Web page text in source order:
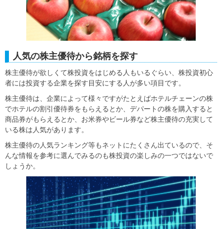
人気の株主優待から銘柄を探す
株主優待が欲しくて株投資をはじめる人もいるぐらい、株投資初心
者には投資する企業を探す目安にする人が多い項目です。
株主優待は、企業によって様々ですがたとえばホテルチェーンの株
でホテルの割引優待券をもらえるとか、デパートの株を購入すると
商品券がもらえるとか、お米券やビール券など株主優待の充実して
いる株は人気があります。
株主優待の人気ランキング等もネットにたくさん出ているので、そ
んな情報を参考に選んでみるのも株投資の楽しみの一つではないで
しょうか。